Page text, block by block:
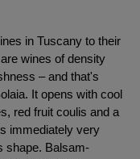
in Tuscany to their
wines of density
– and that's
It opens with cool
red fruit coulis and a
immediately very
shape. Balsam-